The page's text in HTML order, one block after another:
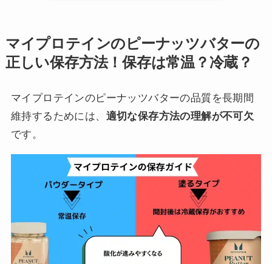
マイプロテインのピーナッツバターの
正しい保存方法！保存は常温？冷蔵？
マイプロテインのピーナッツバターの品質を長期間
維持するためには、 適切な保存方法の理解が不可欠
です。